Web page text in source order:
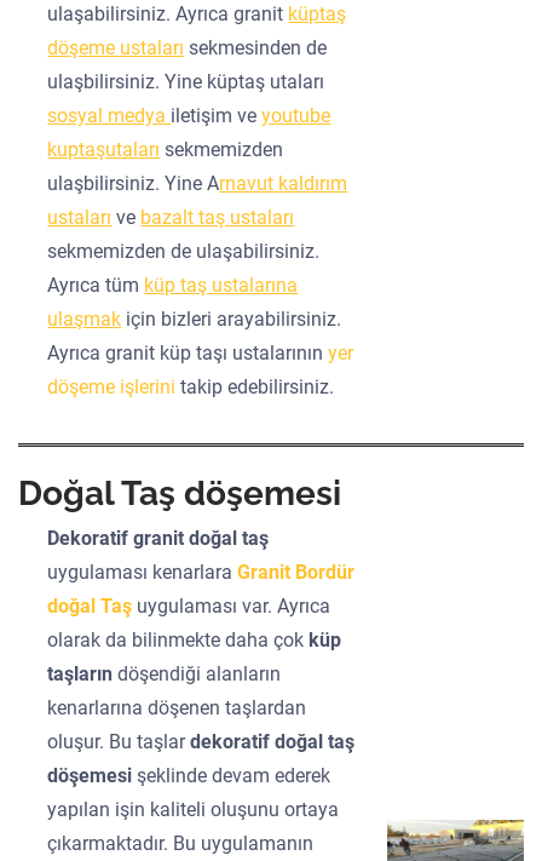
ulaşabilirsiniz. Ayrıca granit küptaş
döşeme ustaları sekmesinden de
ulaşbilirsiniz. Yine küptaş utaları
sosyal medya iletişim veyoutube
kuptaşutaları sekmemizden
ulaşbilirsiniz. Yine Arnavut kaldırım
ustaları ve bazalt taş ustaları
sekmemizden de ulaşabilirsiniz.
Ayrıca tüm küp taş ustalarına
ulaşmak için bizleri arayabilirsiniz.
Ayrıca granit küp taşı ustalarının yer
döşeme işlerini takip edebilirsiniz.
Doğal Taş döşemesi
Dekoratif granit doğal taş
uygulaması kenarlaraGranit Bordür
doğal Taş uygulaması var. Ayrıca
olarak da bilinmekte daha çok küp
taşların döşendiği alanların
kenarlarına döşenen taşlardan
oluşur. Bu taşlardekoratif doğal taş
döşemesişeklinde devam ederek
yapılan işin kaliteli oluşunu ortaya
çıkarmaktadır. Bu uygulamanın